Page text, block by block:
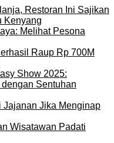
Restoran Ini Sajikan
Kenyang
Melihat Pesona
Raup Rp 700M
Show 2025:
Sentuhan
Jajanan Jika Menginap
Wisatawan Padati